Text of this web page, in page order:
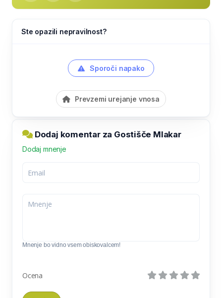
Ste opazili nepravilnost?
Sporoči napako
Prevzemi urejanje vnosa
Dodaj komentar za Gostišče Mlakar
Dodaj mnenje
Mnenje bo vidno vsem obiskovalcem!
Ocena